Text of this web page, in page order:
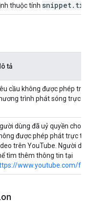
thuộc tính snippet.
tả
cầu không được phép
trình phát sóng trực
dùng đã uỷ quyền cho
được phép phát trực
trên YouTube. Người
tìm thêm thông tin tại
www.youtube.com/